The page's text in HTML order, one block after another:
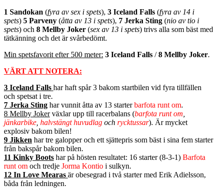
1 Sandokan (fyra av sex i spets), 3 Iceland Falls (fyra av 14 i
spets) 5 Parveny (åtta av 13 i spets), 7 Jerka Sting (nio av tio i
spets) och 8 Mellby Joker (sex av 13 i spets) trivs alla som bäst med
tätkänning och det är svårbedömt.
Min spetsfavorit efter 500 meter: 3 Iceland Falls /8 Mellby Joker.
VÄRT ATT NOTERA:
3 Iceland Falls har haft spår 3 bakom startbilen vid fyra tillfällen
och spetsat i tre.
7 Jerka Sting har vunnit åtta av 13 starterbarfota runt om.
8 Mellby Jokerväxlar upp till racerbalans (barfota runt om
jänkarbike halvstängt huvudlag och rycktussar). Är mycket
explosiv bakom bilen!
9 Jikken har tre galopper och ett sjättepris som bäst i sina fem starter
från bakspår bakom bilen.
11 Kinky Boots har på hösten resultatet: 16 starter (8-3-1) Barfota
runt om och tredje Jorma Kontio i sulkyn.
12 In Love Mearas är obesegrad i två starter med Erik Adielsson,
båda från ledningen.